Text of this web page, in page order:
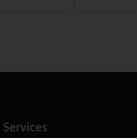
Services